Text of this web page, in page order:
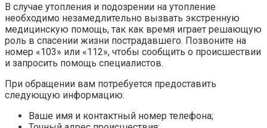
В случае утопления и подозрении на утопление
необходимо незамедлительно вызвать экстренную
медицинскую помощь, так как время играет решающую
роль в спасении жизни пострадавшего. Позвоните на
номер «103» или «112», чтобы сообщить о происшествии
и запросить помощь специалистов.
При обращении вам потребуется предоставить
следующую информацию:
Ваше имя и контактный номер телефона;